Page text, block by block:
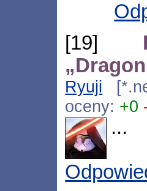
[19]
Ryuji
oceny: +0
...